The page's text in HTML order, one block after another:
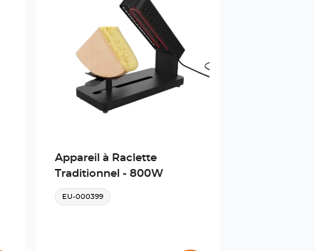
Appareil à Raclette
Traditionnel - 800W
EU-000399